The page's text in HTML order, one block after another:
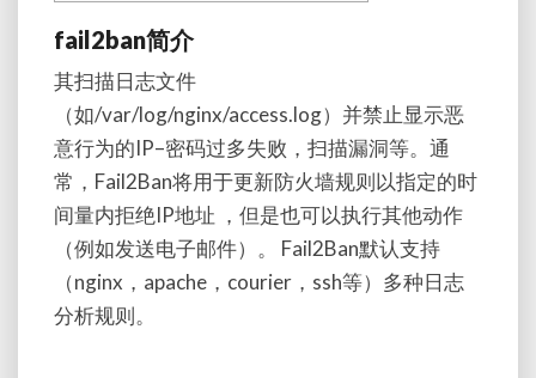
fail2ban简介
其扫描日志文件
（如/var/log/nginx/access.log）并禁止显示恶
意行为的IP–密码过多失败，扫描漏洞等。通
常，Fail2Ban将用于更新防火墙规则以指定的时
间量内拒绝IP地址 ，但是也可以执行其他动作
（例如发送电子邮件）。 Fail2Ban默认支持
（nginx，apache，courier，ssh等）多种日志
分析规则。